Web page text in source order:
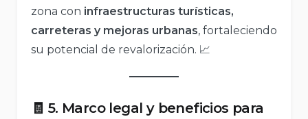
zona con infraestructuras turísticas,
carreteras y mejoras urbanas, fortaleciendo
su potencial de revalorización. 📈
🧾 5. Marco legal y beneficios para